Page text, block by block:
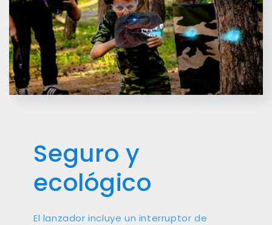
Seguro y
ecológico
El lanzador incluye un interruptor de